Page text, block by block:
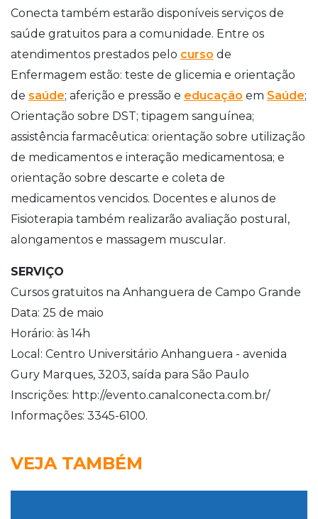
Conecta também estarão disponíveis serviços de
saúde gratuitos para a comunidade. Entre os
atendimentos prestados pelo curso de
Enfermagem estão: teste de glicemia e orientação
de saúde; aferição e pressão e educação em Saúde;
Orientação sobre DST; tipagem sanguínea;
assistência farmacêutica: orientação sobre utilização
de medicamentos e interação medicamentosa; e
orientação sobre descarte e coleta de
medicamentos vencidos. Docentes e alunos de
Fisioterapia também realizarão avaliação postural,
alongamentos e massagem muscular.
SERVIÇO
Cursos gratuitos na Anhanguera de Campo Grande
Data: 25 de maio
Horário: às 14h
Local: Centro Universitário Anhanguera - avenida
Gury Marques, 3203, saída para São Paulo
Inscrições: http://evento.canalconecta.com.br/
Informações: 3345-6100.
VEJA TAMBÉM